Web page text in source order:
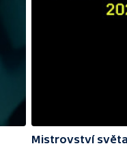
Mistrovství